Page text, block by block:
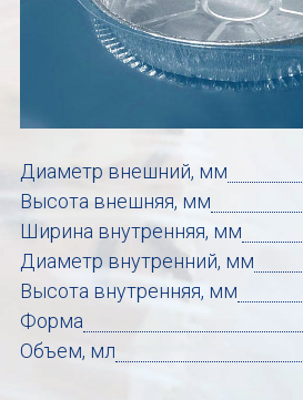
Диаметр внешний, мм
Высота внешняя, мм
Ширина внутренняя, мм
Диаметр внутренний, мм
Высота внутренняя, мм
Форма
Объем, мл